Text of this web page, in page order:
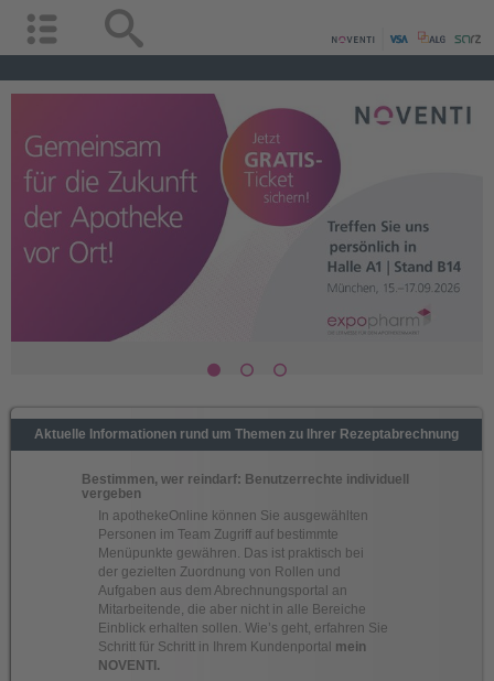
Aktuelle Informationen rund um Themen zu Ihrer Rezeptabrechnung
Bestimmen, wer reindarf: Benutzerrechte individuell
vergeben
In apothekeOnline können Sie ausgewählten
Personen im Team Zugriff auf bestimmte
Menüpunkte gewähren. Das ist praktisch bei
der gezielten Zuordnung von Rollen und
Aufgaben aus dem Abrechnungsportal an
Mitarbeitende, die aber nicht in alle Bereiche
Einblick erhalten sollen. Wie’s geht, erfahren Sie
Schritt für Schritt in Ihrem Kundenportal mein
NOVENTI.